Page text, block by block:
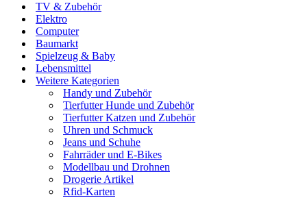
TV & Zubehör
Elektro
Computer
Baumarkt
Spielzeug & Baby
Lebensmittel
Weitere Kategorien
Handy und Zubehör
Tierfutter Hunde und Zubehör
Tierfutter Katzen und Zubehör
Uhren und Schmuck
Jeans und Schuhe
Fahrräder und E-Bikes
Modellbau und Drohnen
Drogerie Artikel
Rfid-Karten